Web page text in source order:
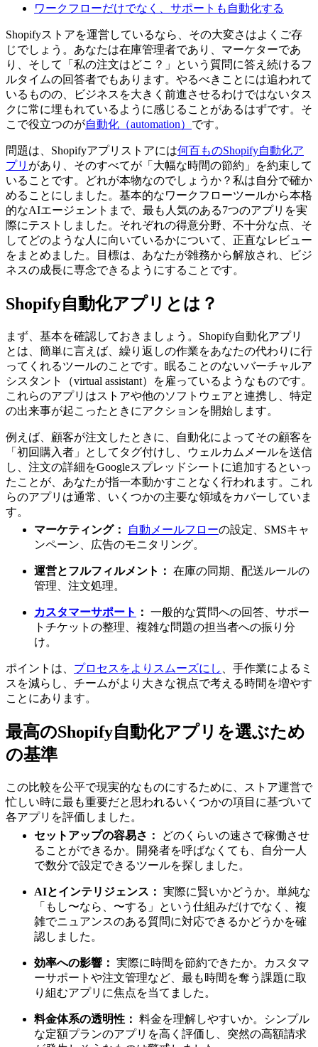
ワークフローだけでなく、サポートも自動化する
Shopifyストアを運営しているなら、その大変さはよくご存
じでしょう。あなたは在庫管理者であり、マーケターであ
り、そして「私の注文はどこ？」という質問に答え続けるフ
ルタイムの回答者でもあります。やるべきことには追われて
いるものの、ビジネスを大きく前進させるわけではないタス
クに常に埋もれているように感じることがあるはずです。そ
こで役立つのが自動化（automation） です。
問題は、Shopifyアプリストアには何百ものShopify自動化ア
プリ があり、そのすべてが「大幅な時間の節約」を約束して
いることです。どれが本物なのでしょうか？私は自分で確か
めることにしました。基本的なワークフローツールから本格
的なAIエージェントまで、最も人気のある7つのアプリを実
際にテストしました。それぞれの得意分野、不十分な点、そ
してどのような人に向いているかについて、正直なレビュー
をまとめました。目標は、あなたが雑務から解放され、ビジ
ネスの成長に専念できるようにすることです。
Shopify自動化アプリとは？
まず、基本を確認しておきましょう。Shopify自動化アプリ
とは、簡単に言えば、繰り返しの作業をあなたの代わりに行
ってくれるツールのことです。眠ることのないバーチャルア
シスタント（virtual assistant）を雇っているようなものです。
これらのアプリはストアや他のソフトウェアと連携し、特定
の出来事が起こったときにアクションを開始します。
例えば、顧客が注文したときに、自動化によってその顧客を
「初回購入者」としてタグ付けし、ウェルカムメールを送信
し、注文の詳細をGoogleスプレッドシートに追加するといっ
たことが、あなたが指一本動かすことなく行われます。これ
らのアプリは通常、いくつかの主要な領域をカバーしていま
す。
マーケティング：
自動メールフローの設定、SMSキャ
ンペーン、広告のモニタリング。
運営とフルフィルメント： 在庫の同期、配送ルールの
管理、注文処理。
カスタマーサポート ： 一般的な質問への回答、サポー
トチケットの整理、複雑な問題の担当者への振り分
け。
ポイントは、 プロセスをよりスムーズにし 、手作業によるミ
スを減らし、チームがより大きな視点で考える時間を増やす
ことにあります。
最高のShopify自動化アプリを選ぶため
の基準
この比較を公平で現実的なものにするために、ストア運営で
忙しい時に最も重要だと思われるいくつかの項目に基づいて
各アプリを評価しました。
セットアップの容易さ：
どのくらいの速さで稼働させ
ることができるか。開発者を呼ばなくても、自分一人
で数分で設定できるツールを探しました。
AIとインテリジェンス： 実際に賢いかどうか。単純な
「もし〜なら、〜する」という仕組みだけでなく、複
雑でニュアンスのある質問に対応できるかどうかを確
認しました。
効率への影響： 実際に時間を節約できたか。カスタマ
ーサポートや注文管理など、最も時間を奪う課題に取
り組むアプリに焦点を当てました。
料金体系の透明性： 料金を理解しやすいか。シンプル
な定額プランのアプリを高く評価し、突然の高額請求